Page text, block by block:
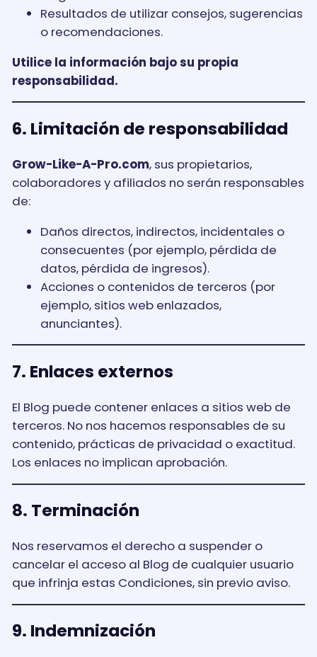
Resultados de utilizar consejos, sugerencias
o recomendaciones.
Utilice la información bajo su propia
responsabilidad.
6. Limitación de responsabilidad
Grow-Like-A-Pro.com, sus propietarios,
colaboradores y afiliados no serán responsables
de:
Daños directos, indirectos, incidentales o
consecuentes (por ejemplo, pérdida de
datos, pérdida de ingresos).
Acciones o contenidos de terceros (por
ejemplo, sitios web enlazados,
anunciantes).
7. Enlaces externos
El Blog puede contener enlaces a sitios web de
terceros. No nos hacemos responsables de su
contenido, prácticas de privacidad o exactitud.
Los enlaces no implican aprobación.
8. Terminación
Nos reservamos el derecho a suspender o
cancelar el acceso al Blog de cualquier usuario
que infrinja estas Condiciones, sin previo aviso.
9. Indemnización